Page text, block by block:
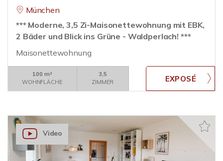
München
*** Moderne, 3,5 Zi-Maisonettewohnung mit EBK,
2 Bäder und Blick ins Grüne - Waldperlach! ***
Maisonettewohnung
100 m²
WOHNFLÄCHE
3,5
ZIMMER
Video